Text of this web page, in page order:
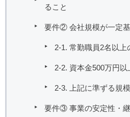
ること
要件② 会社規模が一定
2-1. 常勤職員2名以上
2-2. 資本金500万円以
2-3. 上記に準ずる規模
要件③ 事業の安定性・